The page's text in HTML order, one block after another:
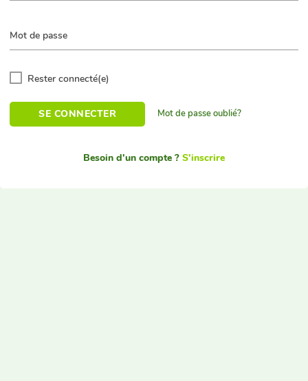
Mot de passe
Rester connecté(e)
SE CONNECTER Mot de passe oublié?
Besoin d'un compte ? S'inscrire